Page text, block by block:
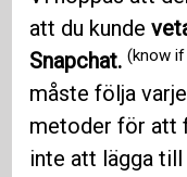
att du kunde
Snapchat.(know
måste följa
metoder för att
inte att lägga